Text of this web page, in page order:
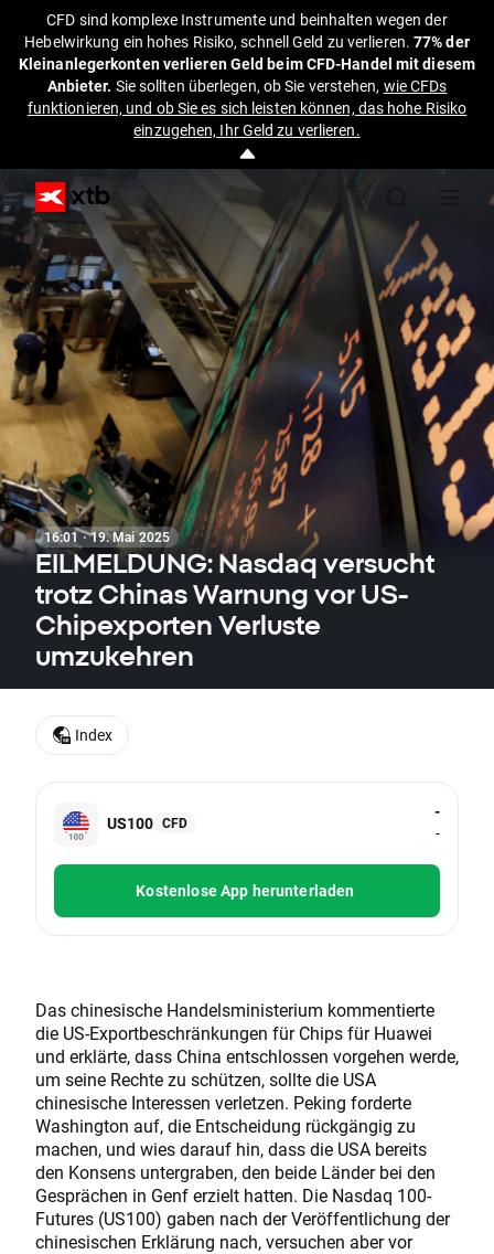
CFD sind komplexe Instrumente und beinhalten wegen der
Hebelwirkung ein hohes Risiko, schnell Geld zu verlieren.77% der
Kleinanlegerkonten verlieren Geld beim CFD-Handel mit diesem
Anbieter. Sie sollten überlegen, ob Sie verstehen, wie CFDs
funktionieren, und ob Sie es sich leisten können, das hohe Risiko
einzugehen, Ihr Geld zu verlieren.
16:01 · 19. Mai 2025
EILMELDUNG: Nasdaq versucht
trotz Chinas Warnung vor US-
Chipexporten Verluste
umzukehren
US100 CFD
-
-
Kostenlose App herunterladen
Das chinesische Handelsministerium kommentierte
die US-Exportbeschränkungen für Chips für Huawei
und erklärte, dass China entschlossen vorgehen werde,
um seine Rechte zu schützen, sollte die USA
chinesische Interessen verletzen. Peking forderte
Washington auf, die Entscheidung rückgängig zu
machen, und wies darauf hin, dass die USA bereits
den Konsens untergraben, den beide Länder bei den
Gesprächen in Genf erzielt hatten. Die Nasdaq 100-
Futures (US100) gaben nach der Veröffentlichung der
chinesischen Erklärung nach, versuchen aber vor
Index